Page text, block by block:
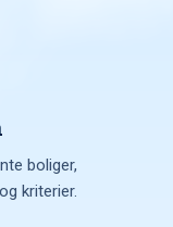
boliger,
kriterier.